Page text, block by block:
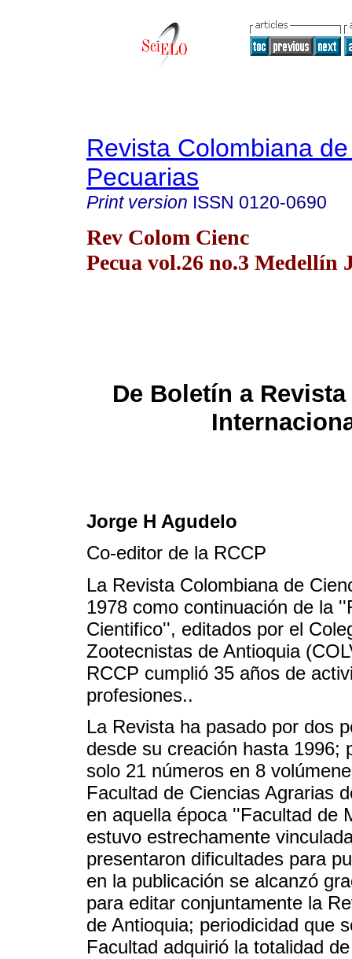
Revista Colombiana
Pecuarias
Print version ISSN 0120-0690
Rev Colom Cienc
Pecua vol.26 no.3 Medellín
De Boletín a
Jorge H Agudelo
Co-editor de la RCCP
La Revista Colombiana de
1978 como continuación de la
Cientifico'', editados por el
Zootecnistas de Antioquia
RCCP cumplió 35 años de
profesiones..
La Revista ha pasado por dos
desde su creación hasta 1996;
solo 21 números en 8
Facultad de Ciencias Agrarias
en aquella época ''Facultad de
estuvo estrechamente
presentaron dificultades para
en la publicación se alcanzó
para editar conjuntamente la
de Antioquia; periodicidad que
Facultad adquirió la totalidad